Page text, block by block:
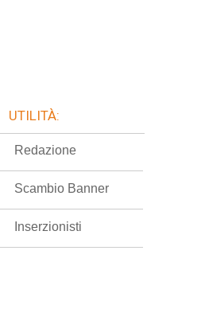
UTILITÀ:
Redazione
Scambio Banner
Inserzionisti